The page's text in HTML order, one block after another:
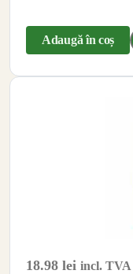
Adaugă în coș
18.98 lei incl. TVA